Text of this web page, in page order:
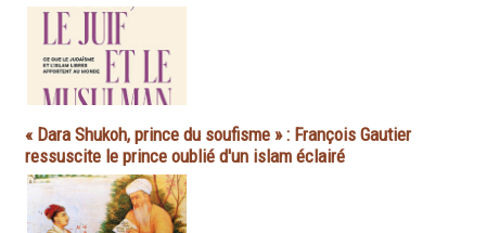
« Dara Shukoh, prince du soufisme » : François Gautier
ressuscite le prince oublié d'un islam éclairé